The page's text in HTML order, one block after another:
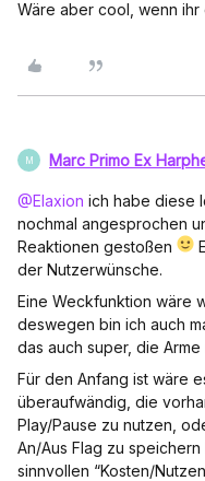
Wäre aber cool, wenn
M Marc Primo Ex
@Elaxion ich habe diese
nochmal angesprochen
Reaktionen gestoßen
der Nutzerwünsche.
Eine Weckfunktion wäre
deswegen bin ich auch
das auch super, die
Für den Anfang ist wäre
überaufwändig, die
Play/Pause zu nutzen,
An/Aus Flag zu
sinnvollen “Kosten/